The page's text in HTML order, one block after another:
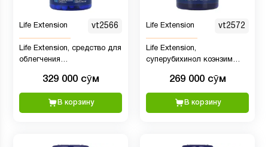
Life Extension vt2566
Life Extension, средство для
облегчения
диаминоксидазой (DAO), 60
капсул (4,3 мг в 1 капсуле)
329 000 сӯм
В корзину
Life Extension vt2572
Life Extension,
суперубихинол коэнзим
поддержкой митохондрий,
100 мг, 30 мягких таблеток
269 000 сӯм
В корзину